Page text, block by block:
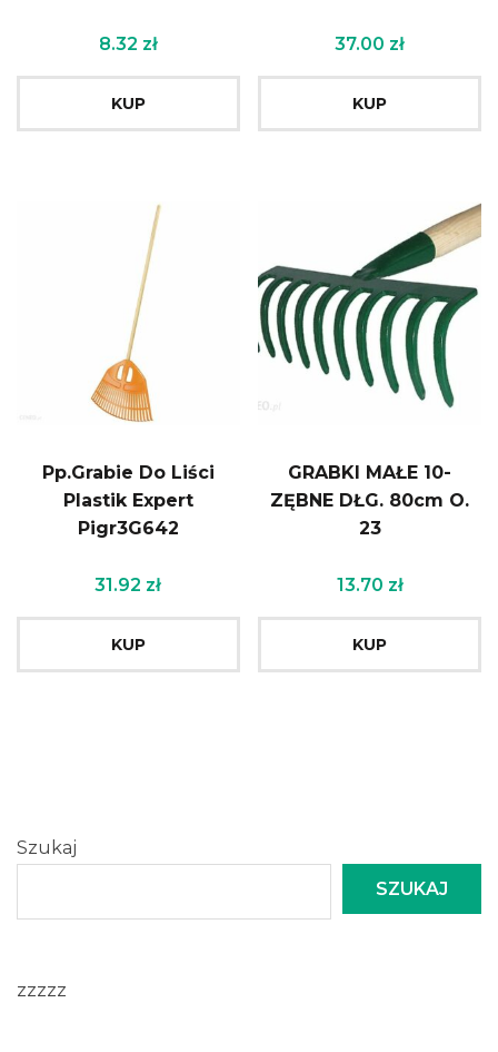
8.32 zł
KUP
37.00 zł
KUP
Pp.Grabie Do Liści
Plastik Expert
Pigr3G642
31.92 zł
KUP
GRABKI MAŁE 10-
ZĘBNE DŁG. 80cm O.
23
13.70 zł
KUP
Szukaj
SZUKAJ
zzzzz